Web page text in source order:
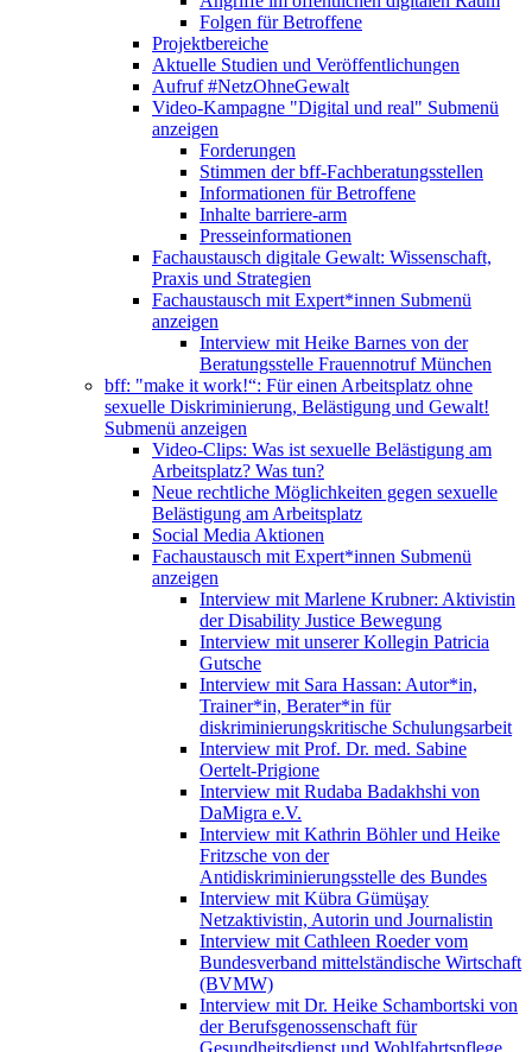
Folgen für Betroffene
Projektbereiche
Aktuelle Studien und Veröffentlichungen
Aufruf #NetzOhneGewalt
Video-Kampagne "Digital und real" Submenü
anzeigen
Forderungen
Stimmen der bff-Fachberatungsstellen
Informationen für Betroffene
Inhalte barriere-arm
Presseinformationen
Fachaustausch digitale Gewalt: Wissenschaft,
Praxis und Strategien
Fachaustausch mit Expert*innen Submenü
anzeigen
Interview mit Heike Barnes von der
Beratungsstelle Frauennotruf München
bff: "make it work!“: Für einen Arbeitsplatz ohne
sexuelle Diskriminierung, Belästigung und Gewalt!
Submenü anzeigen
Video-Clips: Was ist sexuelle Belästigung am
Arbeitsplatz? Was tun?
Neue rechtliche Möglichkeiten gegen sexuelle
Belästigung am Arbeitsplatz
Social Media Aktionen
Fachaustausch mit Expert*innen Submenü
anzeigen
Interview mit Marlene Krubner: Aktivistin
der Disability Justice Bewegung
Interview mit unserer Kollegin Patricia
Gutsche
Interview mit Sara Hassan: Autor*in,
Trainer*in, Berater*in für
diskriminierungskritische Schulungsarbeit
Interview mit Prof. Dr. med. Sabine
Oertelt-Prigione
Interview mit Rudaba Badakhshi von
DaMigra e.V.
Interview mit Kathrin Böhler und Heike
Fritzsche von der
Antidiskriminierungsstelle des Bundes
Interview mit Kübra Gümüşay
Netzaktivistin, Autorin und Journalistin
Interview mit Cathleen Roeder vom
Bundesverband mittelständische Wirtschaft
(BVMW)
Interview mit Dr. Heike Schambortski von
der Berufsgenossenschaft für
Gesundheitsdienst und Wohlfahrtspflege